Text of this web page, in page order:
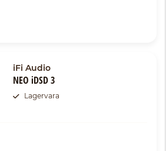
iFi Audio
NEO iDSD 3
Lagervara